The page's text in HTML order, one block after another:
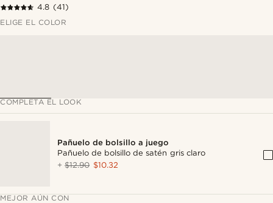
4.8 (41)
ELIGE EL COLOR
COMPLETA EL LOOK
Pañuelo de bolsillo a juego
Pañuelo de bolsillo de satén gris claro
+$12.90 $10.32
MEJOR AÚN CON